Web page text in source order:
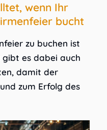
wenn Ihr
bucht
zu buchen ist
gibt es dabei auch
damit der
zum Erfolg des